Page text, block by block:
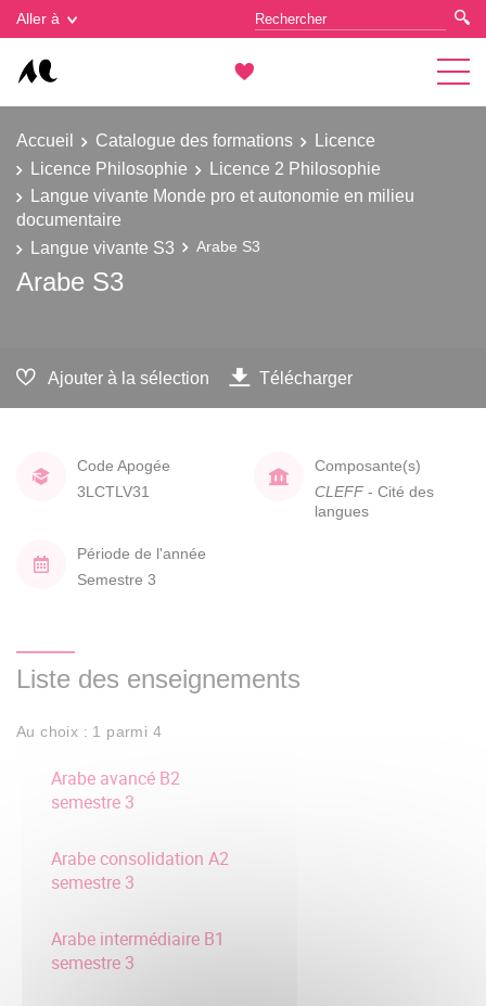
Aller à
Accueil Catalogue des formations
Licence
Licence Philosophie
Licence 2 Philosophie
Langue vivante Monde pro et autonomie en milieu
documentaire
Langue vivante S3
Arabe S3
Arabe S3
Ajouter à la sélection Télécharger
Code Apogée
3LCTLV31
Composante(s)
CLEFF - Cité des
langues
Période de l'année
Semestre 3
Liste des enseignements
Au choix : 1 parmi 4
Arabe avancé B2
semestre 3
Arabe consolidation A2
semestre 3
Arabe intermédiaire B1
semestre 3
Gestion des cookies